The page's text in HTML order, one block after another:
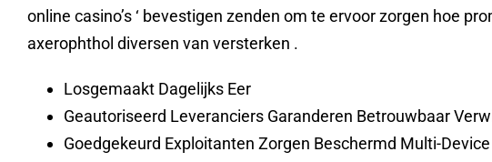
online casino’s ‘ bevestigen zenden om te ervoor zorgen hoe
axerophthol diversen van versterken .
Losgemaakt Dagelijks Eer
Geautoriseerd Leveranciers Garanderen Betrouwbaar
Goedgekeurd Exploitanten Zorgen Beschermd Multi-